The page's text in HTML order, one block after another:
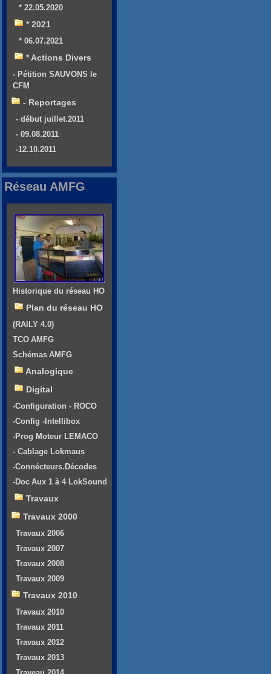
* 22.05.2020
* 2021
* 06.07.2021
* Actions Divers
- Pétition SAUVONS le
CFM
- Reportages
- début juillet.2011
- 09.08.2011
-12.10.2011
Réseau AMFG
Historique du réseau HO
Plan du réseau HO
(RAILY 4.0)
TCO AMFG
Schémas AMFG
Analogique
Digital
-Configuration - ROCO
-Config -Intellibox
-Prog Moteur LEMACO
- Cablage Lokmaus
-Connécteurs.Décodes
-Doc Aux 1 à 4 LokSound
Travaux
Travaux 2000
Travaux 2006
Travaux 2007
Travaux 2008
Travaux 2009
Travaux 2010
Travaux 2010
Travaux 2011
Travaux 2012
Travaux 2013